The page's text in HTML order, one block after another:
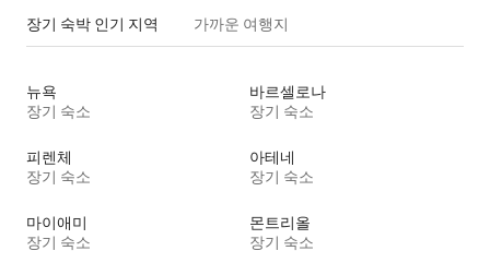
장기 숙박 인기 지역 가까운 여행지
뉴욕
장기 숙소
바르셀로나
장기 숙소
피렌체
장기 숙소
아테네
장기 숙소
마이애미
장기 숙소
몬트리올
장기 숙소